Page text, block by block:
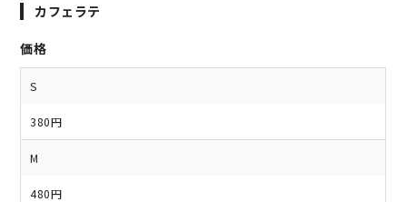
カフェラテ
価格
S
380円
M
480円